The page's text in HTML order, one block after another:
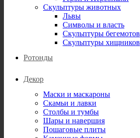
Скульптуры животных
Львы
Символы и власть
Скульптуры бегемотов
Скульптуры хищников
Ротонды
Декор
Маски и маскароны
Скамьи и лавки
Столбы и тумбы
Шары и навершия
Пошаговые плиты